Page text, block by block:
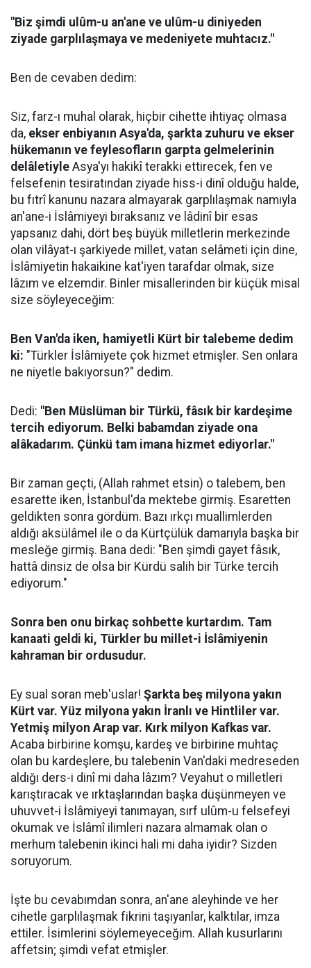
"Biz şimdi ulûm-u an'ane ve ulûm-u diniyeden
ziyade garplılaşmaya ve medeniyete muhtacız."
Ben de cevaben dedim:
Siz, farz-ı muhal olarak, hiçbir cihette ihtiyaç olmasa
da, ekser enbiyanın Asya'da, şarkta zuhuru ve ekser
hükemanın ve feylesofların garpta gelmelerinin
delâletiyle Asya'yı hakikî terakki ettirecek, fen ve
felsefenin tesiratından ziyade hiss-i dinî olduğu halde,
bu fıtrî kanunu nazara almayarak garplılaşmak namıyla
an'ane-i İslâmiyeyi bıraksanız ve lâdinî bir esas
yapsanız dahi, dört beş büyük milletlerin merkezinde
olan vilâyat-ı şarkiyede millet, vatan selâmeti için dine,
İslâmiyetin hakaikine kat'iyen tarafdar olmak, size
lâzım ve elzemdir. Binler misallerinden bir küçük misal
size söyleyeceğim:
Ben Van'da iken, hamiyetli Kürt bir talebeme dedim
ki: "Türkler İslâmiyete çok hizmet etmişler. Sen onlara
ne niyetle bakıyorsun?" dedim.
Dedi: "Ben Müslüman bir Türkü, fâsık bir kardeşime
tercih ediyorum. Belki babamdan ziyade ona
alâkadarım. Çünkü tam imana hizmet ediyorlar."
Bir zaman geçti, (Allah rahmet etsin) o talebem, ben
esarette iken, İstanbul'da mektebe girmiş. Esaretten
geldikten sonra gördüm. Bazı ırkçı muallimlerden
aldığı aksülâmel ile o da Kürtçülük damarıyla başka bir
mesleğe girmiş. Bana dedi: "Ben şimdi gayet fâsık,
hattâ dinsiz de olsa bir Kürdü salih bir Türke tercih
ediyorum."
Sonra ben onu birkaç sohbette kurtardım. Tam
kanaati geldi ki, Türkler bu millet-i İslâmiyenin
kahraman bir ordusudur.
Ey sual soran meb'uslar! Şarkta beş milyona yakın
Kürt var. Yüz milyona yakın İranlı ve Hintliler var.
Yetmiş milyon Arap var. Kırk milyon Kafkas var.
Acaba birbirine komşu, kardeş ve birbirine muhtaç
olan bu kardeşlere, bu talebenin Van'daki medreseden
aldığı ders-i dinî mi daha lâzım? Veyahut o milletleri
karıştıracak ve ırktaşlarından başka düşünmeyen ve
uhuvvet-i İslâmiyeyi tanımayan, sırf ulûm-u felsefeyi
okumak ve İslâmî ilimleri nazara almamak olan o
merhum talebenin ikinci hali mi daha iyidir? Sizden
soruyorum.
İşte bu cevabımdan sonra, an'ane aleyhinde ve her
cihetle garplılaşmak fikrini taşıyanlar, kalktılar, imza
ettiler. İsimlerini söylemeyeceğim. Allah kusurlarını
affetsin; şimdi vefat etmişler.